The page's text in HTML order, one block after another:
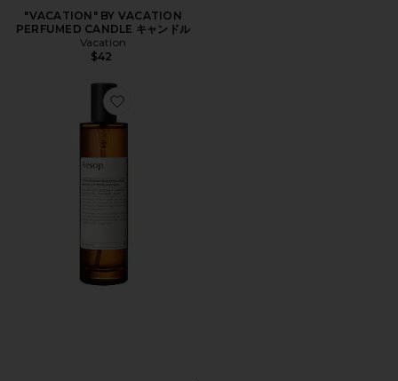
"VACATION" BY VACATION
PERFUMED CANDLE キャンドル
Vacation
$42
Favorite ISTROS AROMATIQUE ルームスプレー